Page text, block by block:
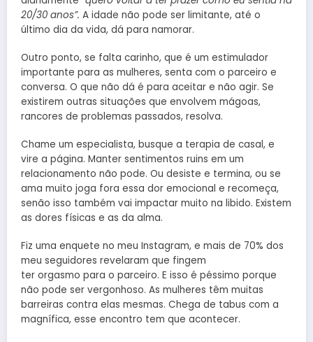
20/30 anos”. A idade não pode ser limitante, até o
último dia da vida, dá para namorar.
Outro ponto, se falta carinho, que é um estimulador
importante para as mulheres, senta com o parceiro e
conversa. O que não dá é para aceitar e não agir. Se
existirem outras situações que envolvem mágoas,
rancores de problemas passados, resolva.
Chame um especialista, busque a terapia de casal, e
vire a página. Manter sentimentos ruins em um
relacionamento não pode. Ou desiste e termina, ou se
ama muito joga fora essa dor emocional e recomeça,
senão isso também vai impactar muito na libido. Existem
as dores físicas e as da alma.
Fiz uma enquete no meu Instagram, e mais de 70% dos
meu seguidores revelaram que fingem
ter orgasmo para o parceiro. E isso é péssimo porque
não pode ser vergonhoso. As mulheres têm muitas
barreiras contra elas mesmas. Chega de tabus com a
magnífica, esse encontro tem que acontecer.